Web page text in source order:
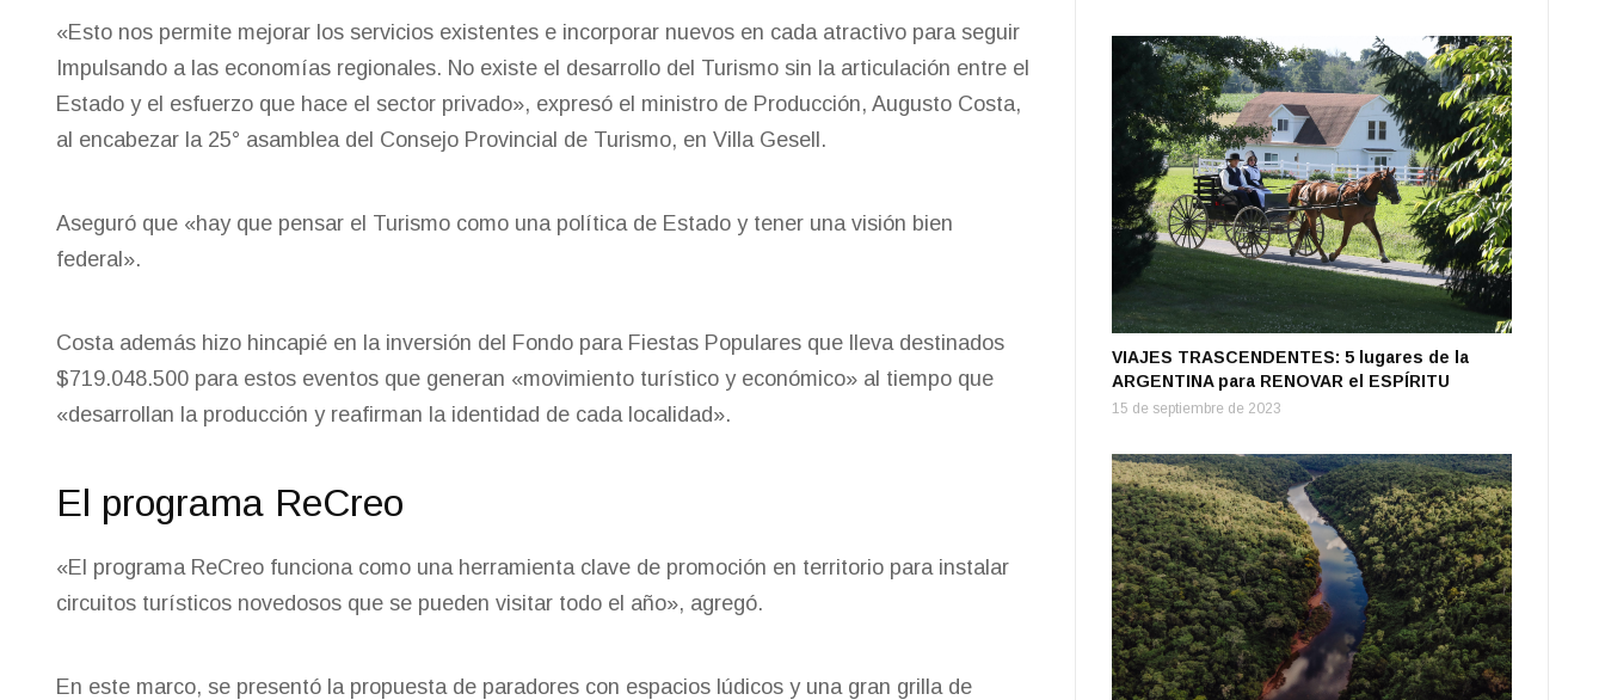
«Esto nos permite mejorar los servicios existentes e incorporar nuevos en cada atractivo para seguir
Impulsando a las economías regionales. No existe el desarrollo del Turismo sin la articulación entre el
Estado y el esfuerzo que hace el sector privado», expresó el ministro de Producción, Augusto Costa,
al encabezar la 25° asamblea del Consejo Provincial de Turismo, en Villa Gesell.
Aseguró que «hay que pensar el Turismo como una política de Estado y tener una visión bien
federal».
Costa además hizo hincapié en la inversión del Fondo para Fiestas Populares que lleva destinados
$719.048.500 para estos eventos que generan «movimiento turístico y económico» al tiempo que
«desarrollan la producción y reafirman la identidad de cada localidad».
El programa ReCreo
«El programa ReCreo funciona como una herramienta clave de promoción en territorio para instalar
circuitos turísticos novedosos que se pueden visitar todo el año», agregó.
En este marco, se presentó la propuesta de paradores con espacios lúdicos y una gran grilla de
VIAJES TRASCENDENTES: 5 lugares de la
ARGENTINA para RENOVAR el ESPÍRITU
15 de septiembre de 2023